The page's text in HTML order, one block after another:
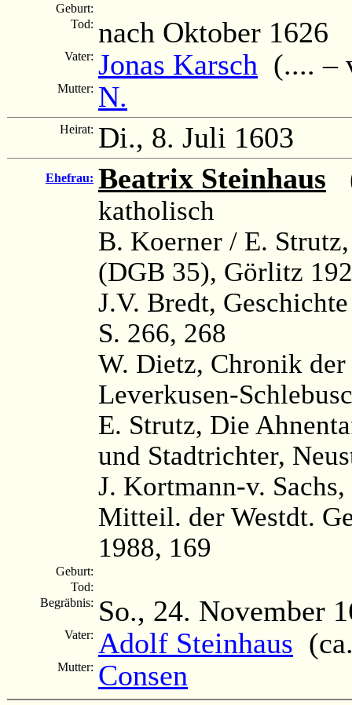
Geburt:
Tod: nach Oktober 1626
Vater: Jonas Karsch (.... –
Mutter: N.
Heirat: Di., 8. Juli 1603
Ehefrau: Beatrix Steinhaus
katholisch
B. Koerner / E.
(DGB 35), Görlitz
J.V. Bredt,
S. 266, 268
W. Dietz, Chronik
Leverkusen-
E. Strutz, Die
und Stadtrichter,
J. Kortmann-v.
Mitteil. der Westdt.
1988, 169
Geburt:
Tod:
Begräbnis: So., 24. November
Vater: Adolf Steinhaus
Mutter: Consen